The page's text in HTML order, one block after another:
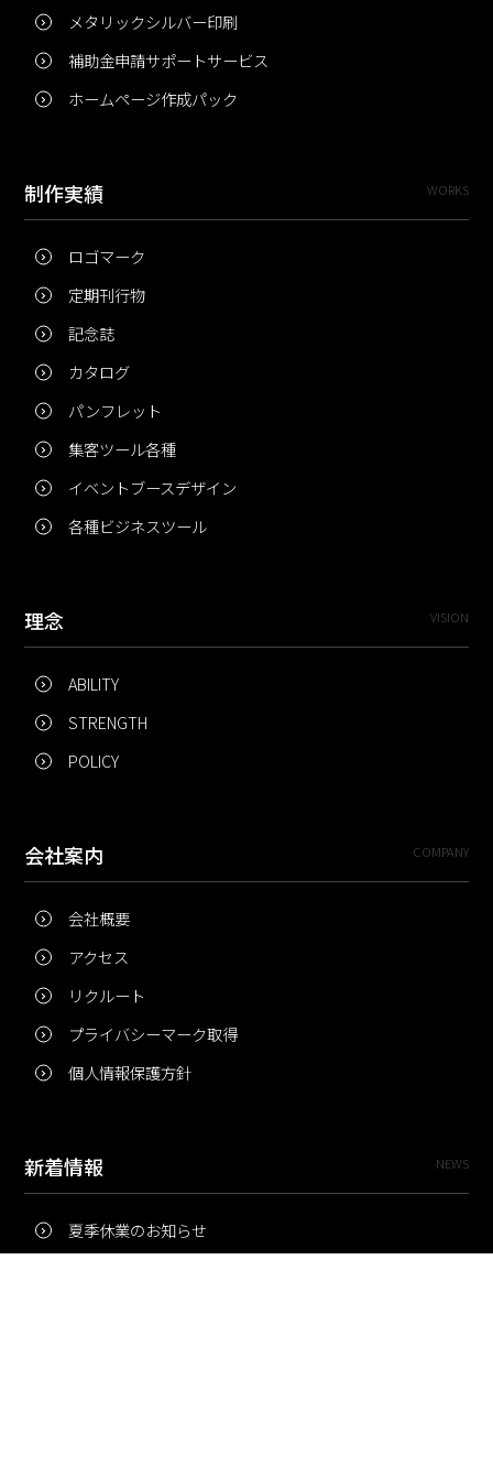
メタリックシルバー印刷
補助金申請サポートサービス
ホームページ作成パック
制作実績 WORKS
ロゴマーク
定期刊行物
記念誌
カタログ
パンフレット
集客ツール各種
イベントブースデザイン
各種ビジネスツール
理念 VISION
ABILITY
STRENGTH
POLICY
会社案内 COMPANY
会社概要
アクセス
リクルート
プライバシーマーク取得
個人情報保護方針
新着情報 NEWS
夏季休業のお知らせ